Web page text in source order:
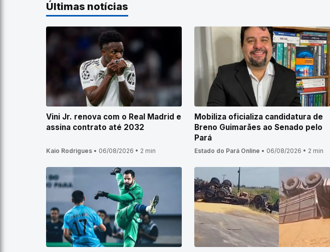
Últimas notícias
Vini Jr. renova com o Real Madrid e
assina contrato até 2032
Kaio Rodrigues • 06/08/2026 • 2 min
Mobiliza oficializa candidatura de
Breno Guimarães ao Senado pelo
Pará
Estado do Pará Online • 06/08/2026 • 2 min